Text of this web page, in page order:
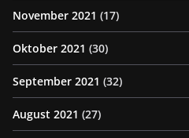
November 2021 (17)
Oktober 2021 (30)
September 2021 (32)
August 2021 (27)